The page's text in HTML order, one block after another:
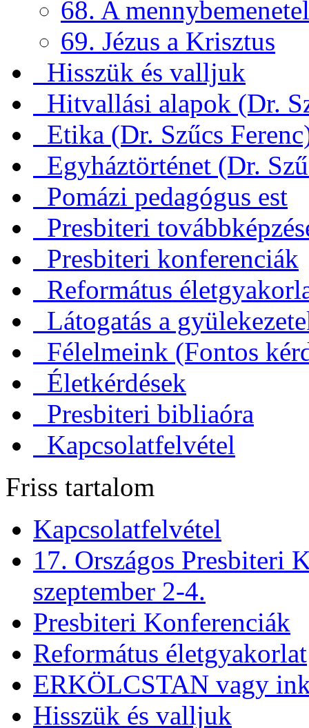
68. A mennybemenetel
69. Jézus a Krisztus
Hisszük és valljuk
Hitvallási alapok (Dr.
Etika (Dr. Szűcs
Egyháztörténet (Dr.
Pomázi pedagógus est
Presbiteri
Presbiteri konferenciák
Református
Látogatás a
Félelmeink (Fontos
Életkérdések
Presbiteri bibliaóra
Kapcsolatfelvétel
Friss tartalom
Kapcsolatfelvétel
17. Országos Presbiteri
szeptember 2-4.
Presbiteri Konferenciák
Református életgyakorlat
ERKÖLCSTAN vagy
Hisszük és valljuk